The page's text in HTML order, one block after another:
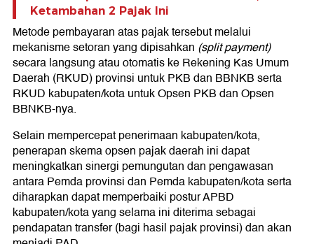
Ketambahan 2 Pajak Ini
Metode pembayaran atas pajak tersebut melalui
mekanisme setoran yang dipisahkan (split payment)
secara langsung atau otomatis ke Rekening Kas Umum
Daerah (RKUD) provinsi untuk PKB dan BBNKB serta
RKUD kabupaten/kota untuk Opsen PKB dan Opsen
BBNKB-nya.
Selain mempercepat penerimaan kabupaten/kota,
penerapan skema opsen pajak daerah ini dapat
meningkatkan sinergi pemungutan dan pengawasan
antara Pemda provinsi dan Pemda kabupaten/kota serta
diharapkan dapat memperbaiki postur APBD
kabupaten/kota yang selama ini diterima sebagai
pendapatan transfer (bagi hasil pajak provinsi) dan akan